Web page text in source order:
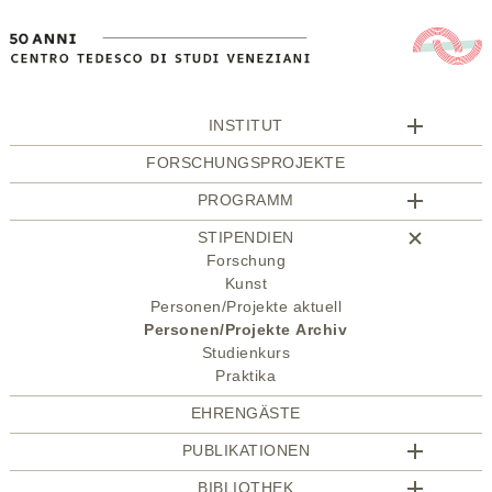
INSTITUT
FORSCHUNGSPROJEKTE
PROGRAMM
STIPENDIEN
Forschung
Kunst
Personen/Projekte aktuell
Personen/Projekte Archiv
Studienkurs
Praktika
EHRENGÄSTE
PUBLIKATIONEN
BIBLIOTHEK